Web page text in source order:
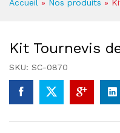
Accueil » Nos produits »
Kit Tournevis
SKU: SC-0870